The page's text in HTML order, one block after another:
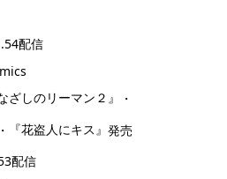
配信
ざしのリーマン２』
・
・ 『花盗人にキス』 発売
配信